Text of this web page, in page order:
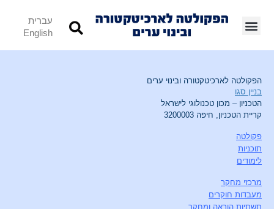
עברית
English
הפקולטה לארכיטקטורה ובינוי ערים
בניין סגו
הטכניון – מכון טכנולוגי לישראל
קריית הטכניון, חיפה 3200003
פקולטה
תוכניות
לימודים
מרכזי מחקר
מעבדות חוקרים
תשתיות הוראה ומחקר